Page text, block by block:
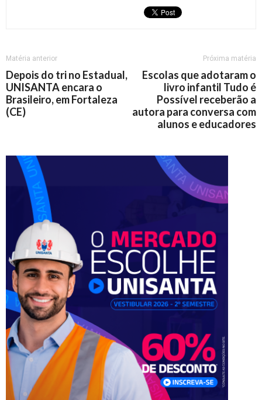
Matéria anterior
Depois do tri no Estadual,
UNISANTA encara o
Brasileiro, em Fortaleza
(CE)
Próxima matéria
Escolas que adotaram o
livro infantil Tudo é
Possível receberão a
autora para conversa com
alunos e educadores